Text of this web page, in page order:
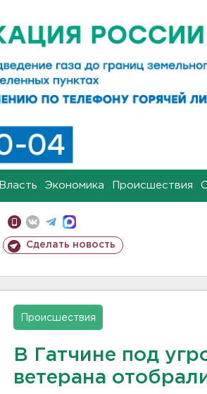
Власть Экономика Происшествия
Сделать новость
Происшествия
В Гатчине под
ветерана